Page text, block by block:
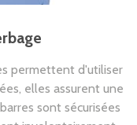
permettent d'utiliser
elles assurent une
sont sécurisées